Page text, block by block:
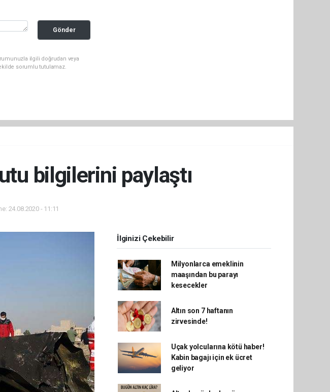
Gönder
ilgili doğrudan veya
sorumlu tutulamaz.
bilgilerini paylaştı
24.08.2020 - 11:11
İlginizi Çekebilir
Milyonlarca emeklinin
maaşından bu parayı
kesecekler
Altın son 7 haftanın
zirvesinde!
Uçak yolcularına kötü haber!
Kabin bagajı için ek ücret
geliyor